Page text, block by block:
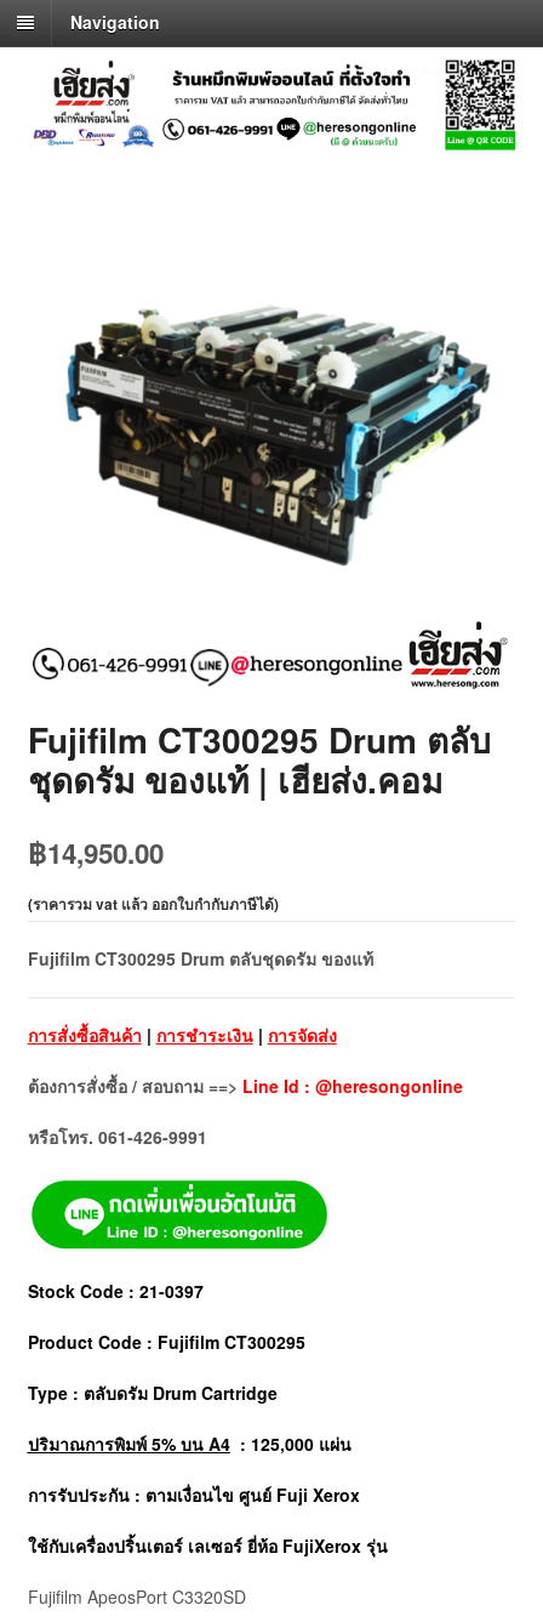
Navigation
Fujifilm CT300295 Drum ตลับ
ชุดดรัม ของแท้ | เฮียส่ง.คอม
฿14,950.00
(ราคารวม vat แล้ว ออกใบกำกับภาษีได้)
Fujifilm CT300295 Drum ตลับชุดดรัม ของแท้
การสั่งซื้อสินค้า | การชำระเงิน| การจัดส่ง
ต้องการสั่งซื้อ / สอบถาม ==> Line Id : @heresongonline
หรือโทร. 061-426-9991
Stock Code : 21-0397
Product Code : Fujifilm CT300295
Type : ตลับดรัม Drum Cartridge
ปริมาณการพิมพ์ 5% บน A4: 125,000 แผ่น
การรับประกัน : ตามเงื่อนไข ศูนย์ Fuji Xerox
ใช้กับเครื่องปริ้นเตอร์ เลเซอร์ ยี่ห้อ FujiXeroxรุ่น
Fujifilm ApeosPort C3320SD